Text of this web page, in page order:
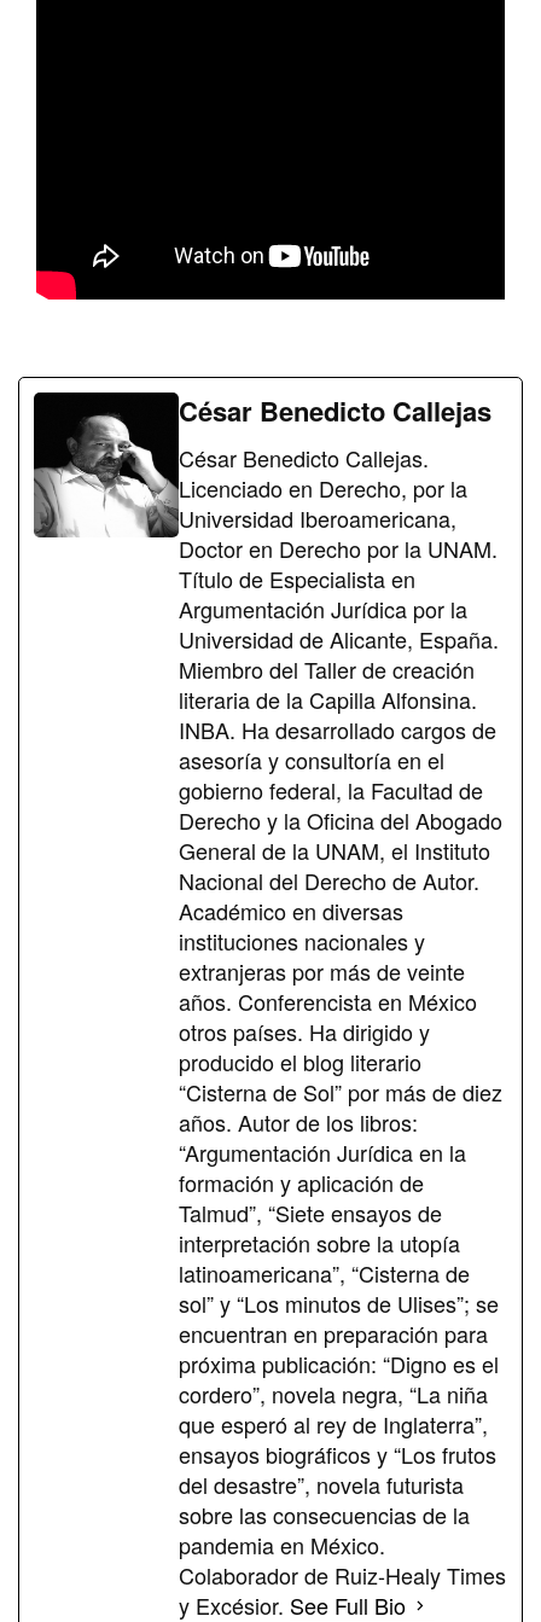
César Benedicto Callejas
César Benedicto Callejas.
Licenciado en Derecho, por la
Universidad Iberoamericana,
Doctor en Derecho por la UNAM.
Título de Especialista en
Argumentación Jurídica por la
Universidad de Alicante, España.
Miembro del Taller de creación
literaria de la Capilla Alfonsina.
INBA. Ha desarrollado cargos de
asesoría y consultoría en el
gobierno federal, la Facultad de
Derecho y la Oficina del Abogado
General de la UNAM, el Instituto
Nacional del Derecho de Autor.
Académico en diversas
instituciones nacionales y
extranjeras por más de veinte
años. Conferencista en México
otros países. Ha dirigido y
producido el blog literario
“Cisterna de Sol” por más de diez
años. Autor de los libros:
“Argumentación Jurídica en la
formación y aplicación de
Talmud”, “Siete ensayos de
interpretación sobre la utopía
latinoamericana”, “Cisterna de
sol” y “Los minutos de Ulises”; se
encuentran en preparación para
próxima publicación: “Digno es el
cordero”, novela negra, “La niña
que esperó al rey de Inglaterra”,
ensayos biográficos y “Los frutos
del desastre”, novela futurista
sobre las consecuencias de la
pandemia en México.
Colaborador de Ruiz-Healy Times
y Excésior. See Full Bio